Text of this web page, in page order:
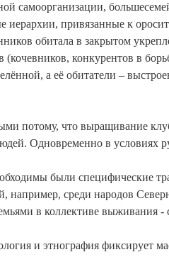
самоорганизации,
иерархии, привязанные к
обитала в закрытом
конкурентов в
а её обитатели –
потому, что выращивание
Одновременно в условиях
были специфические
например, среди народов
в коллективе выживания -
и этнография фиксирует